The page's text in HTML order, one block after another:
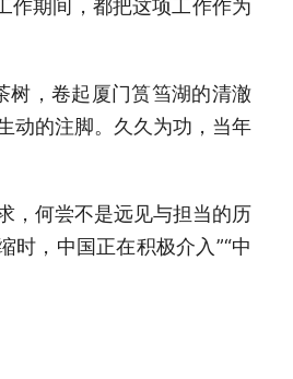
作期间，都把这项工作作为
树，卷起厦门筼筜湖的清澈
动的注脚。久久为功，当年
，何尝不是远见与担当的历
时，中国正在积极介入”“中